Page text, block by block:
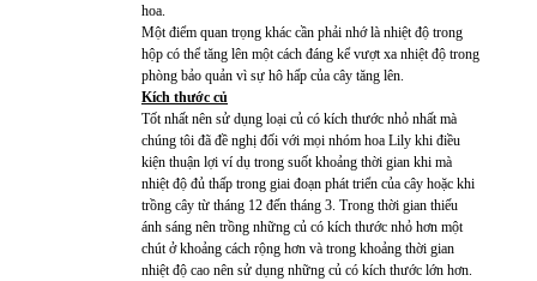
hoa.
Một điểm quan trọng khác cần phải nhớ là nhiệt độ trong
hộp có thể tăng lên một cách đáng kể vượt xa nhiệt độ trong
phòng bảo quản vì sự hô hấp của cây tăng lên.
Kích thước củ
Tốt nhất nên sử dụng loại củ có kích thước nhỏ nhất mà
chúng tôi đã đề nghị đối với mọi nhóm hoa Lily khi điều
kiện thuận lợi ví dụ trong suốt khoảng thời gian khi mà
nhiệt độ đủ thấp trong giai đoạn phát triển của cây hoặc khi
trồng cây từ tháng 12 đến tháng 3. Trong thời gian thiếu
ánh sáng nên trồng những củ có kích thước nhỏ hơn một
chút ở khoảng cách rộng hơn và trong khoảng thời gian
nhiệt độ cao nên sử dụng những củ có kích thước lớn hơn.